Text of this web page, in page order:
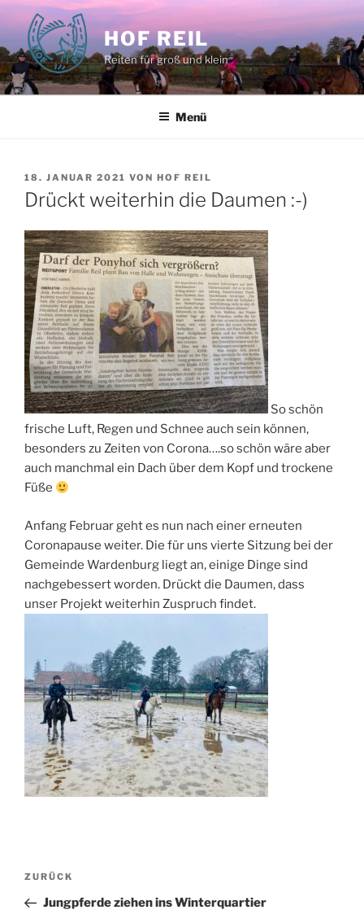
Zum
Inhalt
springen
HOF REIL
Reiten für groß und klein
Menü
VERÖFFENTLICHT
AM
18. JANUAR 2021 VON HOF REIL
Drückt weiterhin die Daumen :-)
So schön
frische Luft, Regen und Schnee auch sein können,
besonders zu Zeiten von Corona….so schön wäre aber
auch manchmal ein Dach über dem Kopf und trockene
Füße
Anfang Februar geht es nun nach einer erneuten
Coronapause weiter. Die für uns vierte Sitzung bei der
Gemeinde Wardenburg liegt an, einige Dinge sind
nachgebessert worden. Drückt die Daumen, dass
unser Projekt weiterhin Zuspruch findet.
Beitragsnavigation
Vorheriger
Beitrag
ZURÜCK
Jungpferde ziehen ins Winterquartier